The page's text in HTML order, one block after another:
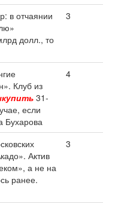
в отчаянии
долл., то
3
Клуб из
31-
если
Бухарова
4
Актив
а не на
ранее.
3